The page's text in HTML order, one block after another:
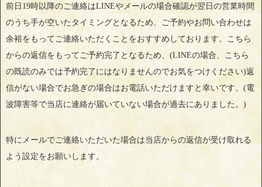
前日19時以降のご連絡はLINEやメールの場合確認が翌日の営業時間
のうち手が空いたタイミングとなるため、ご予約やお問い合わせは
余裕をもってご連絡いただくことをおすすめしております。こちら
からの返信をもってご予約完了となるため、(LINEの場合、こちら
の既読のみでは予約完了にはなりませんのでお気をつけください)返
信がない場合でお急ぎの場合はお電話いただけますと幸いです。(電
波障害等で当店に連絡が届いていない場合が過去にありました。)
特にメールでご連絡いただいた場合は当店からの返信が受け取れる
よう設定をお願いします。